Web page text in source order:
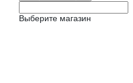
Выберите магазин